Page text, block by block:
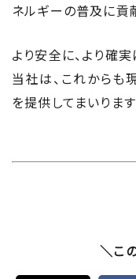
ネルギーの普及に貢
より安全に、より確実
当社は、これからも
を提供してまいります
＼こ